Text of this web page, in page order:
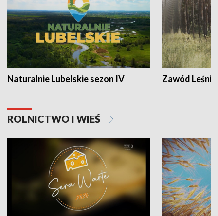
Naturalnie Lubelskie sezon IV Zawód Leśnik
ROLNICTWO I WIEŚ